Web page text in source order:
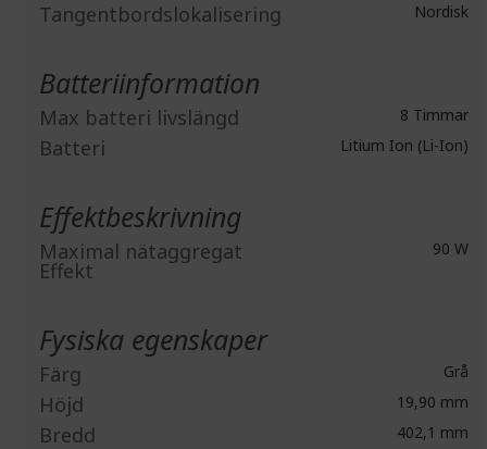
Tangentbordslokalisering Nordisk
Batteriinformation
Max batteri livslängd 8 Timmar
Batteri Litium Ion (Li-Ion)
Effektbeskrivning
Maximal nätaggregat
Effekt
90 W
Fysiska egenskaper
Färg Grå
Höjd 19,90 mm
Bredd 402,1 mm